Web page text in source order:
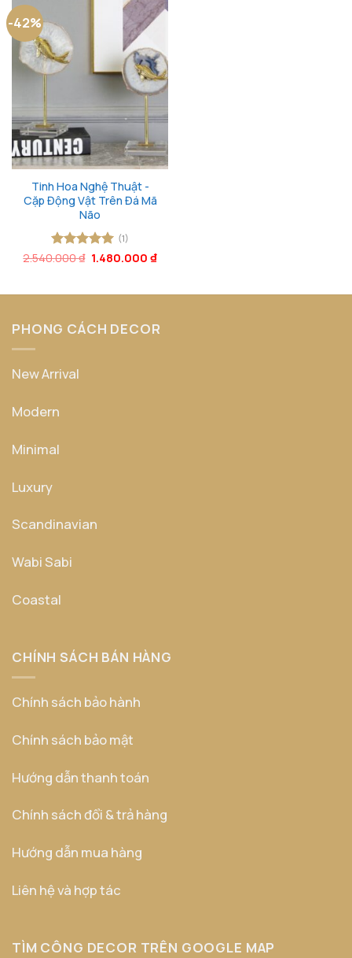
-42%
Tinh Hoa Nghệ Thuật -
Cặp Động Vật Trên Đá Mã
Não
Được xếp
(1)
2.540.000₫ Giá
1.480.000 ₫Giá
PHONG CÁCH DECOR
New Arrival
Modern
Minimal
Luxury
Scandinavian
Wabi Sabi
Coastal
CHÍNH SÁCH BÁN HÀNG
Chính sách bảo hành
Chính sách bảo mật
Hướng dẫn thanh toán
Chính sách đổi & trả hàng
Hướng dẫn mua hàng
Liên hệ và hợp tác
TÌM CÔNG DECOR TRÊN GOOGLE MAP